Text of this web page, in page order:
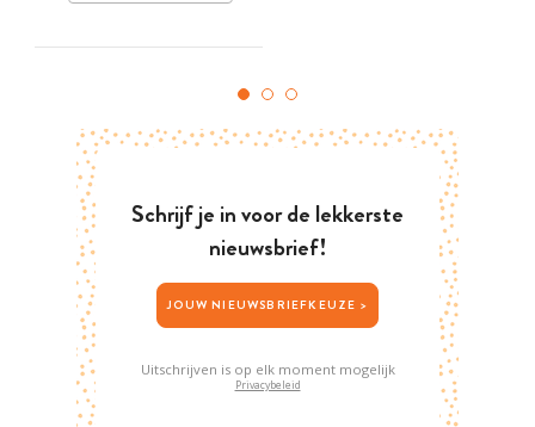
Schrijf je in voor de lekkerste
nieuwsbrief!
JOUW NIEUWSBRIEFKEUZE >
Uitschrijven is op elk moment mogelijk
Privacybeleid